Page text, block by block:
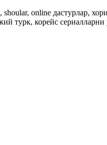
online дастурлар,
корейс